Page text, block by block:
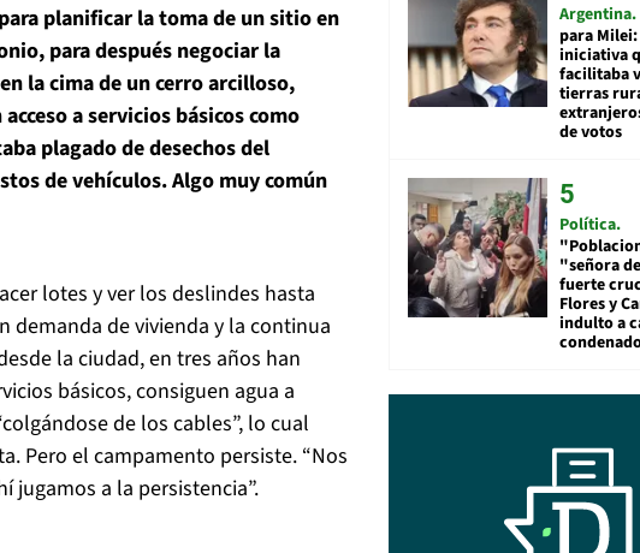
planificar la toma de un sitio en
para después negociar la
la cima de un cerro arcilloso,
a servicios básicos como
plagado de desechos del
de vehículos. Algo muy común
lotes y ver los deslindes hasta
demanda de vivienda y la continua
la ciudad, en tres años han
básicos, consiguen agua a
de los cables”, lo cual
Pero el campamento persiste. “Nos
jugamos a la persistencia”.
Argentina
para
iniciativa
facilitaba
tierras
de votos
Política
"señora
fuerte
Flores y
indulto a